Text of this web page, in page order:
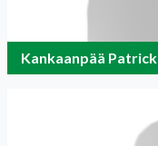
Kankaanpää Patrick